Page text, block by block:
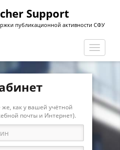
Support
публикационной активности СФУ
как у вашей учётной
почты и Интернет).